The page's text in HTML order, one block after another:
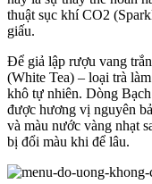
thuật sục khí CO2
giấu.
Để giả lập rượu vang
(White Tea) – loại trà
khô tự nhiên. Dòng
được hương vị nguyên
và màu nước vàng nhạt
bị đổi màu khi để lâu.